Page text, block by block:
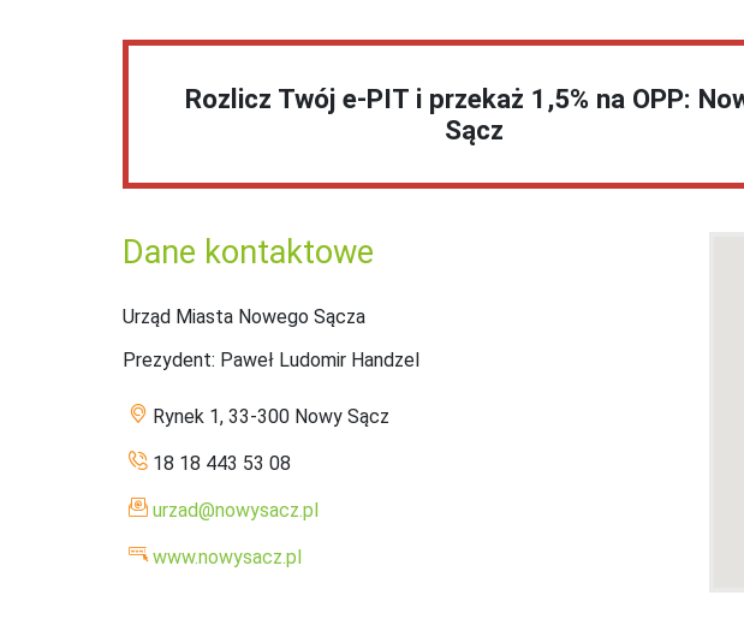
Rozlicz Twój e-PIT i przekaż 1,5% na OPP:
Sącz
Dane kontaktowe
Urząd Miasta Nowego Sącza
Prezydent: Paweł Ludomir Handzel
Rynek 1, 33-300 Nowy Sącz
18 18 443 53 08
urzad@nowysacz.pl
www.nowysacz.pl